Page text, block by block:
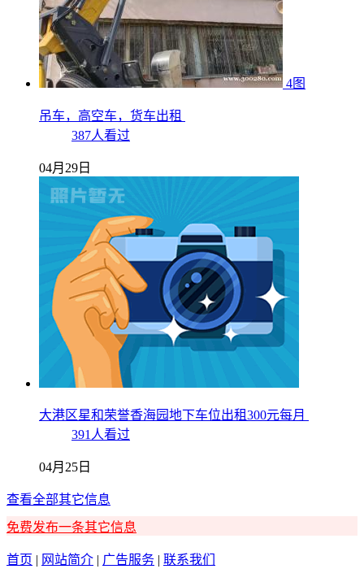
4图
吊车，高空车，货车出租
387人看过
04月29日
大港区星和荣誉香海园地下车位出租300元每月
391人看过
04月25日
查看全部其它信息
免费发布一条其它信息
首页 | 网站简介 | 广告服务 | 联系我们